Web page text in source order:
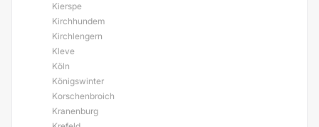
Kierspe
Kirchhundem
Kirchlengern
Kleve
Köln
Königswinter
Korschenbroich
Kranenburg